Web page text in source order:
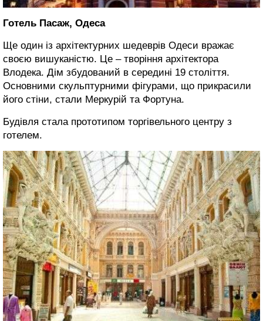
Готель Пасаж, Одеса
Ще один із архітектурних шедеврів Одеси вражає
своєю вишуканістю. Це – творіння архітектора
Влодека. Дім збудований в середині 19 століття.
Основними скульптурними фігурами, що прикрасили
його стіни, стали Меркурій та Фортуна.
Будівля стала прототипом торгівельного центру з
готелем.